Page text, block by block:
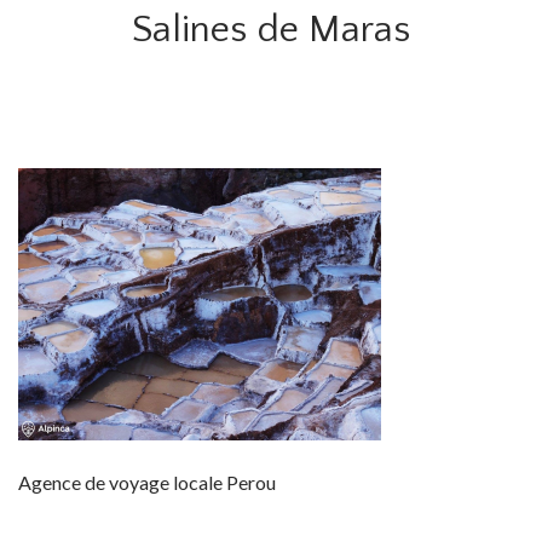
Salines de Maras
Agence de voyage locale Perou